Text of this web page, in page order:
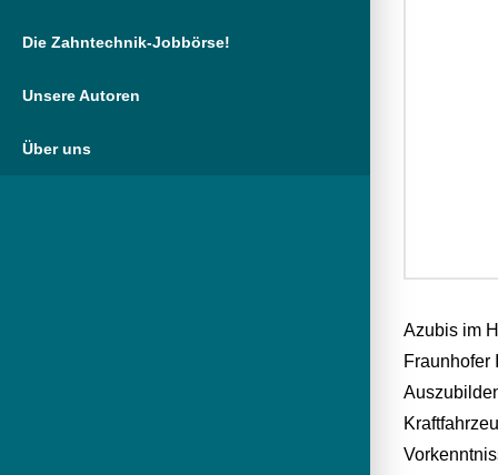
Die Zahntechnik-Jobbörse!
Unsere Autoren
Über uns
Azubis im
Fraunhofer